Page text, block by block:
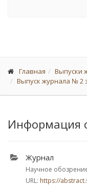
Главная
Выпуски
Выпуск журнала № 2
Информация
Журнал
Научное
URL: https://